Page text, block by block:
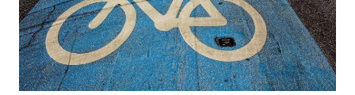
Diensten
Casussen